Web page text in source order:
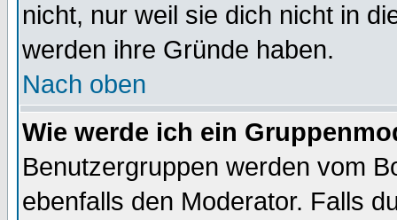
nicht, nur weil sie dich nicht in
werden ihre Gründe haben.
Nach oben
Wie werde ich ein
Benutzergruppen werden vom
ebenfalls den Moderator. Falls